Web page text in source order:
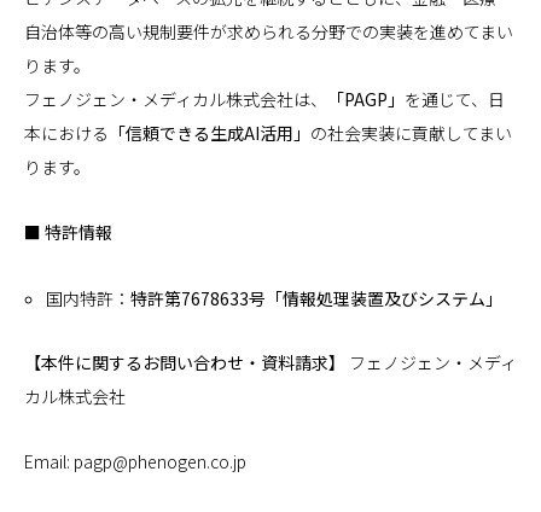
自治体等の高い規制要件が求められる分野での実装を進めてまい
ります。
フェノジェン・メディカル株式会社は、
「PAGP」 を通じて、日
本における 「信頼できる生成AI活用」 の社会実装に貢献してまい
ります。
■ 特許情報
国内特許：特許第7678633号「情報処理装置及びシステム」
【本件に関するお問い合わせ・資料請求】
フェノジェン・メディ
カル株式会社
Email: pagp@phenogen.co.jp